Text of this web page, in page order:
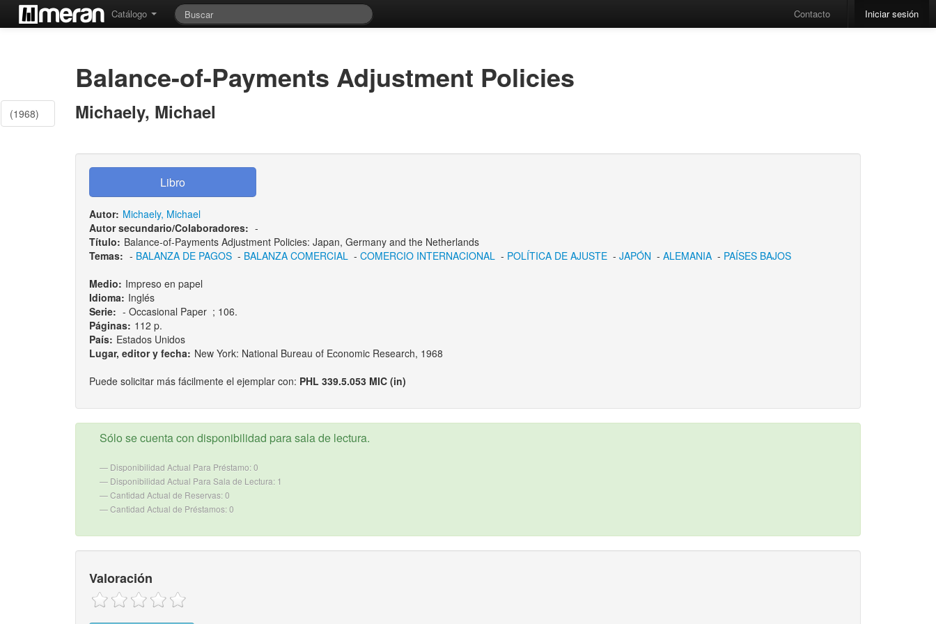
Catálogo Contacto Iniciar sesión
(1968)
Balance-of-Payments Adjustment Policies
Michaely, Michael
Autor: Michaely, Michael
Autor secundario/Colaboradores: -
Título: Balance-of-Payments Adjustment Policies: Japan, Germany and the Netherlands
Temas: - BALANZA DE PAGOS- BALANZA COMERCIAL- COMERCIO INTERNACIONAL- POLÍTICA DE AJUSTE- JAPÓN - ALEMANIA- PAÍSES BAJOS
Medio: Impreso en papel
Idioma: Inglés
Serie: - Occasional Paper ; 106.
Páginas: 112 p.
País: Estados Unidos
Lugar, editor y fecha: New York: National Bureau of Economic Research, 1968
Puede solicitar más fácilmente el ejemplar con: PHL 339.5.053 MIC (in)
Sólo se cuenta con disponibilidad para sala de lectura.
Disponibilidad Actual Para Préstamo: 0
Disponibilidad Actual Para Sala de Lectura: 1
Cantidad Actual de Reservas: 0
Cantidad Actual de Préstamos: 0
Valoración